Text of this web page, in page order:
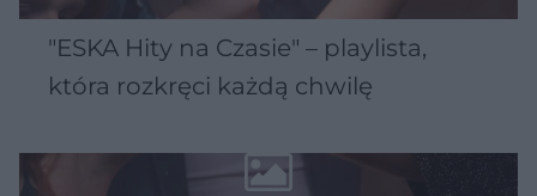
"ESKA Hity na Czasie" – playlista,
która rozkręci każdą chwilę